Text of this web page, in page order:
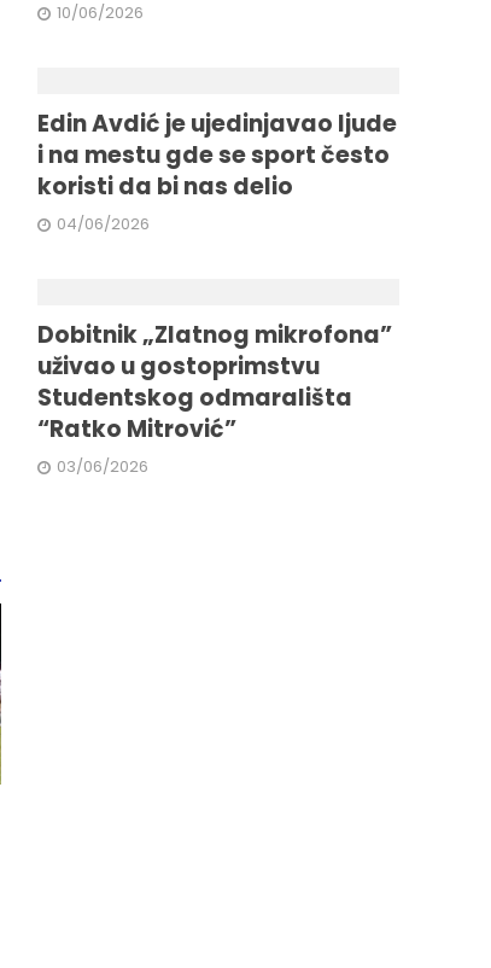
10/06/2026
Edin Avdić je ujedinjavao ljude
i na mestu gde se sport često
koristi da bi nas delio
04/06/2026
Dobitnik „Zlatnog mikrofona”
uživao u gostoprimstvu
Studentskog odmarališta
“Ratko Mitrović”
03/06/2026